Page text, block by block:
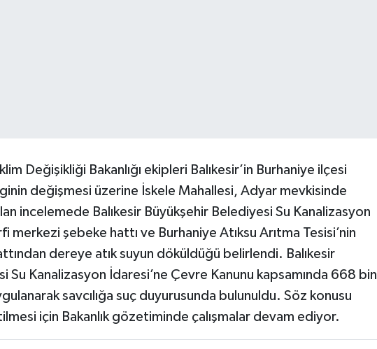
Değişikliği Bakanlığı ekipleri Balıkesir’in Burhaniye ilçesi
değişmesi üzerine İskele Mahallesi, Adyar mevkisinde
incelemede Balıkesir Büyükşehir Belediyesi Su Kanalizasyon
merkezi şebeke hattı ve Burhaniye Atıksu Arıtma Tesisi’nin
dereye atık suyun döküldüğü belirlendi. Balıkesir
Su Kanalizasyon İdaresi’ne Çevre Kanunu kapsamında 668 bin
savcılığa suç duyurusunda bulunuldu. Söz konusu
için Bakanlık gözetiminde çalışmalar devam ediyor.